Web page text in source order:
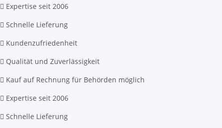
Expertise seit 2006
Schnelle Lieferung
Kundenzufriedenheit
Qualität und Zuverlässigkeit
Kauf auf Rechnung für Behörden möglich
Expertise seit 2006
Schnelle Lieferung